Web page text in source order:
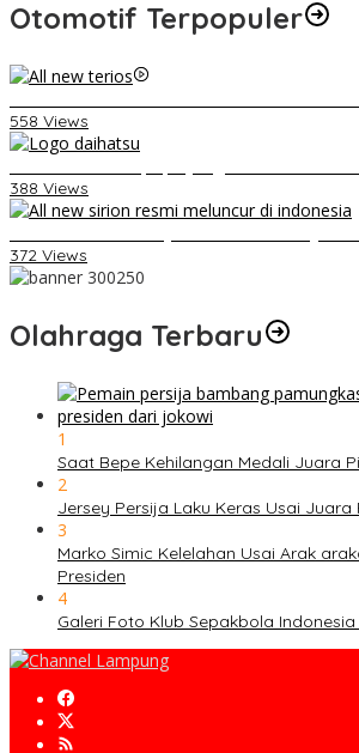
Otomotif Terpopuler
558 Views
388 Views
372 Views
Olahraga Terbaru
1
Saat Bepe Kehilangan Medali Juara
2
Jersey Persija Laku Keras Usai Juara
3
Marko Simic Kelelahan Usai Arak
Presiden
4
Galeri Foto Klub Sepakbola